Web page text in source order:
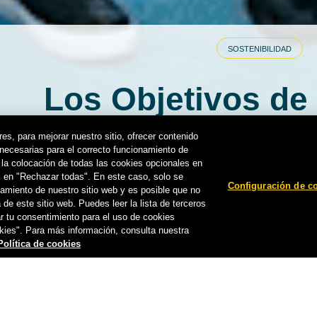
SOSTENIBILIDAD
Los Objetivos
Sostenible, a
informado de todas las
promociones
de Canarias, S.A.
el contenido de esta web con
All rights reserved. Enjoy
Do not share this content with
personas que no tengan la edad
consumir alcohol.
Configuración de cookies
para mejorar nuestro sitio, ofrecer contenido
para el correcto funcionamiento de
colocación de todas las cookies opcionales en
"Rechazar todas". En este caso, solo se
de nuestro sitio web y es posible que no
este sitio web. Puedes leer la lista de terceros
tu consentimiento para el uso de cookies
Para más información, consulta nuestra
de cookies
Configuración de